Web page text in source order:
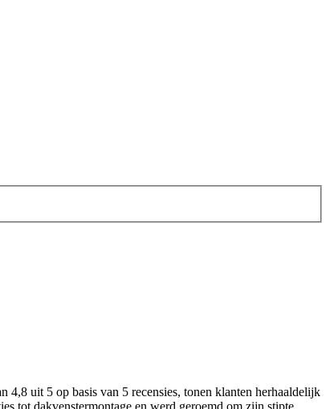
uit 5 op basis van 5 recensies, tonen klanten herhaaldelijk
tot dakvenstermontage en werd geroemd om zijn stipte